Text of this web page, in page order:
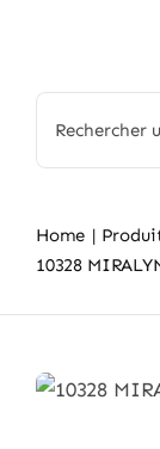
Accueil
Nos produits
Home
10328